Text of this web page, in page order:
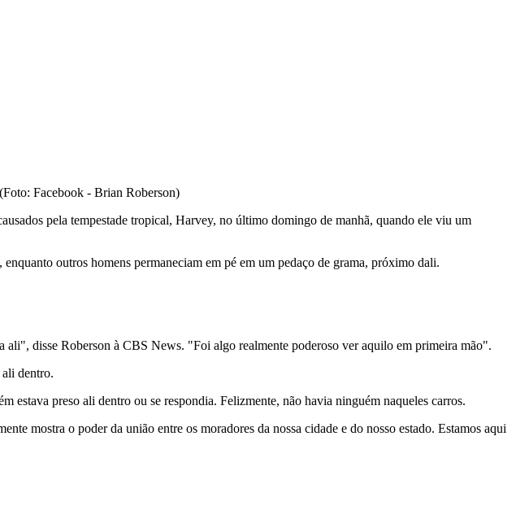
Facebook - Brian Roberson)
​​pela tempestade tropical, Harvey, no último domingo de manhã, quando ele viu um
outros homens permaneciam em pé em um pedaço de grama, próximo dali.
ali", disse Roberson à CBS News. "Foi algo realmente poderoso ver aquilo em primeira mão".
dentro.
estava preso ali dentro ou se respondia. Felizmente, não havia ninguém naqueles carros.
mostra o poder da união entre os moradores da nossa cidade e do nosso estado. Estamos aqui